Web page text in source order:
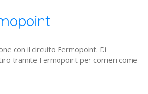
con il circuito Fermopoint. Di
tramite Fermopoint per corrieri come